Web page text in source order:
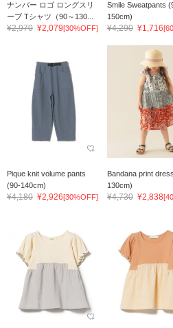
ナンバー ロゴ ロングスリ
ーブ Tシャツ（90～130...
¥2,970 ¥2,079[30%OFF]
Smile Sweatpants
150cm)
¥4,290 ¥1,716
Pique knit volume pants
(90-140cm)
¥4,180 ¥2,926[30%OFF]
Bandana print
130cm)
¥4,730 ¥2,838